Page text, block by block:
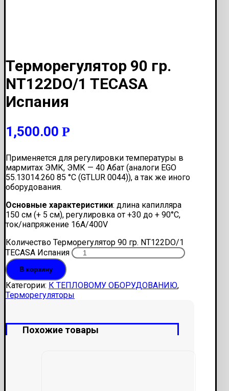
Терморегулятор 90 гр.
NT122DO/1 TECASA
Испания
1,500.00 Р
Применяется для регулировки температуры в
мармитах ЭМК, ЭМК — 40 Абат (аналоги EGO
55.13014.260 85 °С (GTLUR 0044)), а так же иного
оборудования.
Основные характеристики: длина капилляра
150 см (+ 5 см), регулировка от +30 до + 90°С,
ток/напряжение 16А/400V
Количество Терморегулятор 90 гр. NT122DO/1
TECASA Испания
В корзину
Категории: К ТЕПЛОВОМУ ОБОРУДОВАНИЮ,
Терморегуляторы
Похожие товары